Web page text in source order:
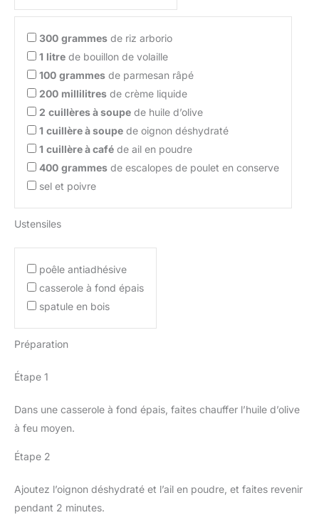
300 grammes de riz arborio
1 litre de bouillon de volaille
100 grammes de parmesan râpé
200 millilitres de crème liquide
2 cuillères à soupe de huile d’olive
1 cuillère à soupe de oignon déshydraté
1 cuillère à café de ail en poudre
400 grammes de escalopes de poulet en conserve
sel et poivre
Ustensiles
poêle antiadhésive
casserole à fond épais
spatule en bois
Préparation
Étape 1
Dans une casserole à fond épais, faites chauffer l’huile d’olive
à feu moyen.
Étape 2
Ajoutez l’oignon déshydraté et l’ail en poudre, et faites revenir
pendant 2 minutes.